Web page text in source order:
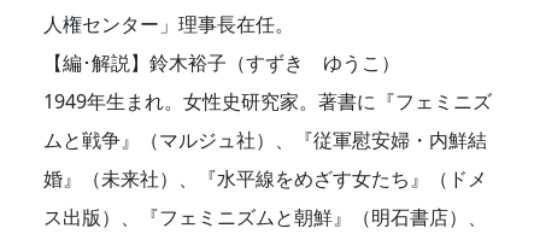
人権センター」理事長在任。
【編･解説】鈴木裕子（すずき ゆうこ）
1949年生まれ。女性史研究家。著書に『フェミニズ
ムと戦争』（マルジュ社）、『従軍慰安婦・内鮮結
婚』（未来社）、『水平線をめざす女たち』（ドメ
ス出版）、『フェミニズムと朝鮮』（明石書店）、